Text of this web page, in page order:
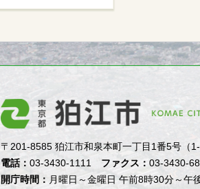
〒201-8585 狛江市和泉本町一丁目1番5号（
電話：03-3430-1111 ファクス：03-3430-
開庁時間： 月曜日～金曜日 午前8時30分～午